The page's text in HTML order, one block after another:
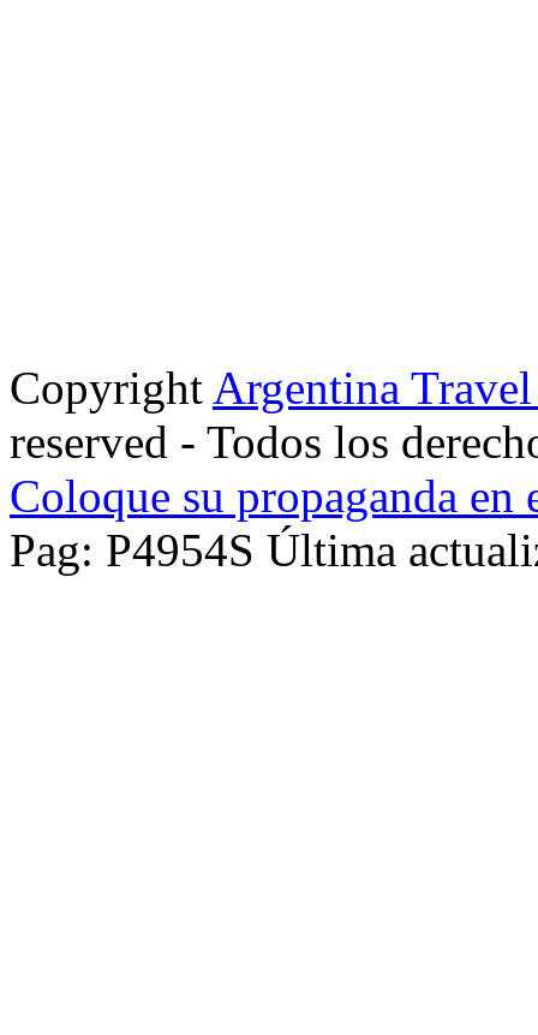
Copyright Argentina
reserved - Todos los
Coloque su propaganda en
Pag: P4954S Última